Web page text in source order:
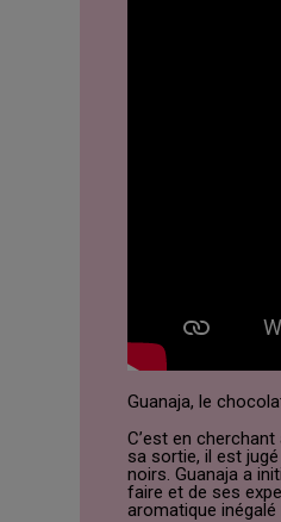
Guanaja, le
C’est en
sa sortie, il est
noirs. Guanaja a
faire et de ses
aromatique